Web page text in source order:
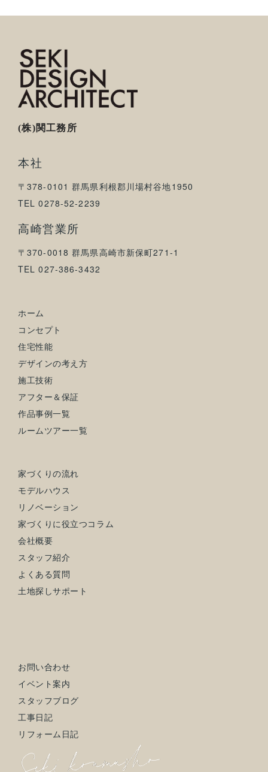
(株)関工務所
本社
〒378-0101 群馬県利根郡川場村谷地1950
TEL 0278-52-2239
高崎営業所
〒370-0018 群馬県高崎市新保町271-1
TEL 027-386-3432
ホーム
コンセプト
住宅性能
デザインの考え方
施工技術
アフター＆保証
作品事例一覧
ルームツアー一覧
家づくりの流れ
モデルハウス
リノベーション
家づくりに役立つコラム
会社概要
スタッフ紹介
よくある質問
土地探しサポート
お問い合わせ
イベント案内
スタッフブログ
工事日記
リフォーム日記